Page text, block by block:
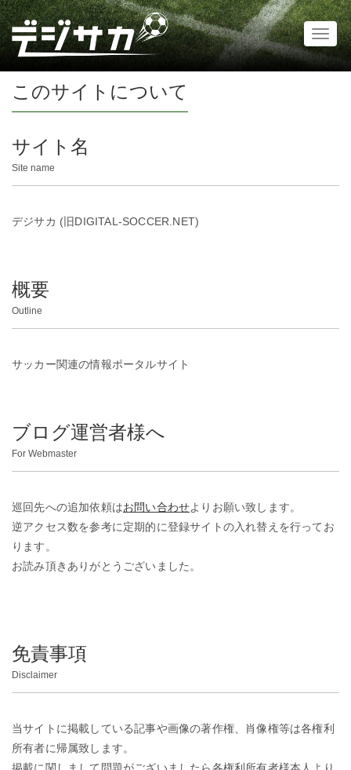
このサイトについて
サイト名
Site name
デジサカ (旧DIGITAL-SOCCER.NET)
概要
Outline
サッカー関連の情報ポータルサイト
ブログ運営者様へ
For Webmaster
巡回先への追加依頼はお問い合わせよりお願い致します。
逆アクセス数を参考に定期的に登録サイトの入れ替えを行ってお
ります。
お読み頂きありがとうございました。
免責事項
Disclaimer
当サイトに掲載している記事や画像の著作権、肖像権等は各権利
所有者に帰属致します。